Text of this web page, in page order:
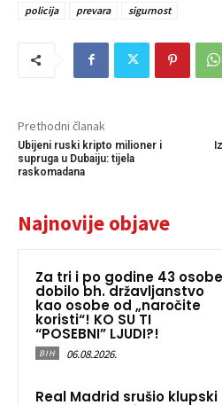
policija
prevara sigurnost
Prethodni članak
Ubijeni ruski kripto milioner i
supruga u Dubaiju: tijela
raskomadana
Najnovije objave
Za tri i po godine 43 osobe
dobilo bh. državljanstvo
kao osobe od „naročite
koristi“! KO SU TI
“POSEBNI” LJUDI?!
BIH 06.08.2026.
Real Madrid srušio klupski